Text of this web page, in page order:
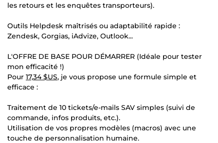
les retours et les enquêtes transporteurs).
Outils Helpdesk maîtrisés ou adaptabilité rapide :
Zendesk, Gorgias, iAdvize, Outlook...
L'OFFRE DE BASE POUR DÉMARRER (Idéale pour tester
mon efficacité !)
Pour 17,34 $US, je vous propose une formule simple et
efficace :
Traitement de 10 tickets/e-mails SAV simples (suivi de
commande, infos produits, etc.).
Utilisation de vos propres modèles (macros) avec une
touche de personnalisation humaine.